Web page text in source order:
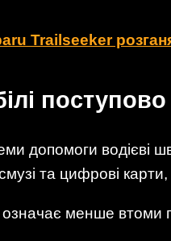
Trailseeker
допомоги водієві
та цифрові
означає менше втоми